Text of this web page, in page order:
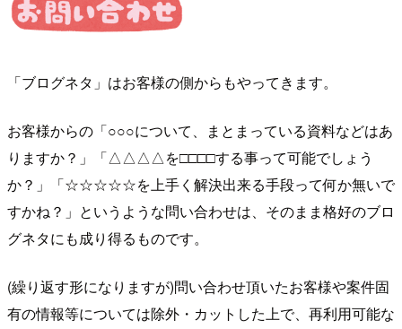
「ブログネタ」はお客様の側からもやってきます。
お客様からの「○○○について、まとまっている資料などはあ
りますか？」「△△△△を□□□□する事って可能でしょう
か？」「☆☆☆☆☆を上手く解決出来る手段って何か無いで
すかね？」というような問い合わせは、そのまま格好のブロ
グネタにも成り得るものです。
(繰り返す形になりますが)問い合わせ頂いたお客様や案件固
有の情報等については除外・カットした上で、再利用可能な